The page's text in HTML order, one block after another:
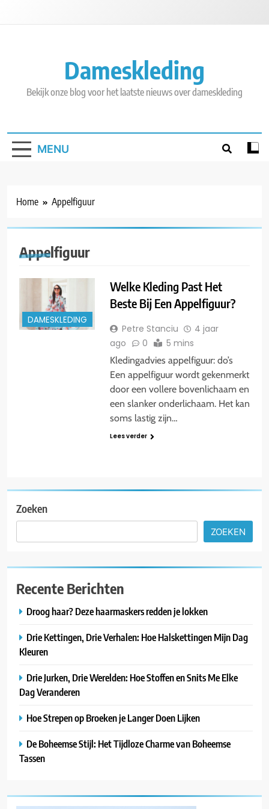
Dameskleding
Bekijk onze blog voor het laatste nieuws over dameskleding
MENU
Home Appelfiguur
Appelfiguur
DAMESKLEDING
Welke Kleding Past Het
Beste Bij Een Appelfiguur?
Petre Stanciu
4 jaar
ago
0 5 mins
Kledingadvies appelfiguur: do’s
Een appelfiguur wordt gekenmerkt
door een vollere bovenlichaam en
een slanker onderlichaam. Het kan
soms lastig zijn…
Lees verder
Zoeken
ZOEKEN
Recente Berichten
Droog haar? Deze haarmaskers redden je lokken
Drie Kettingen, Drie Verhalen: Hoe Halskettingen Mijn Dag
Kleuren
Drie Jurken, Drie Werelden: Hoe Stoffen en Snits Me Elke
Dag Veranderen
Hoe Strepen op Broeken je Langer Doen Lijken
De Boheemse Stijl: Het Tijdloze Charme van Boheemse
Tassen